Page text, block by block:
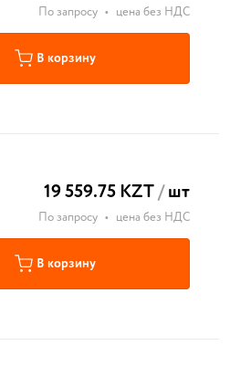
По запросу • цена без НДС
В корзину
19 559.75 KZT/шт
По запросу • цена без НДС
В корзину